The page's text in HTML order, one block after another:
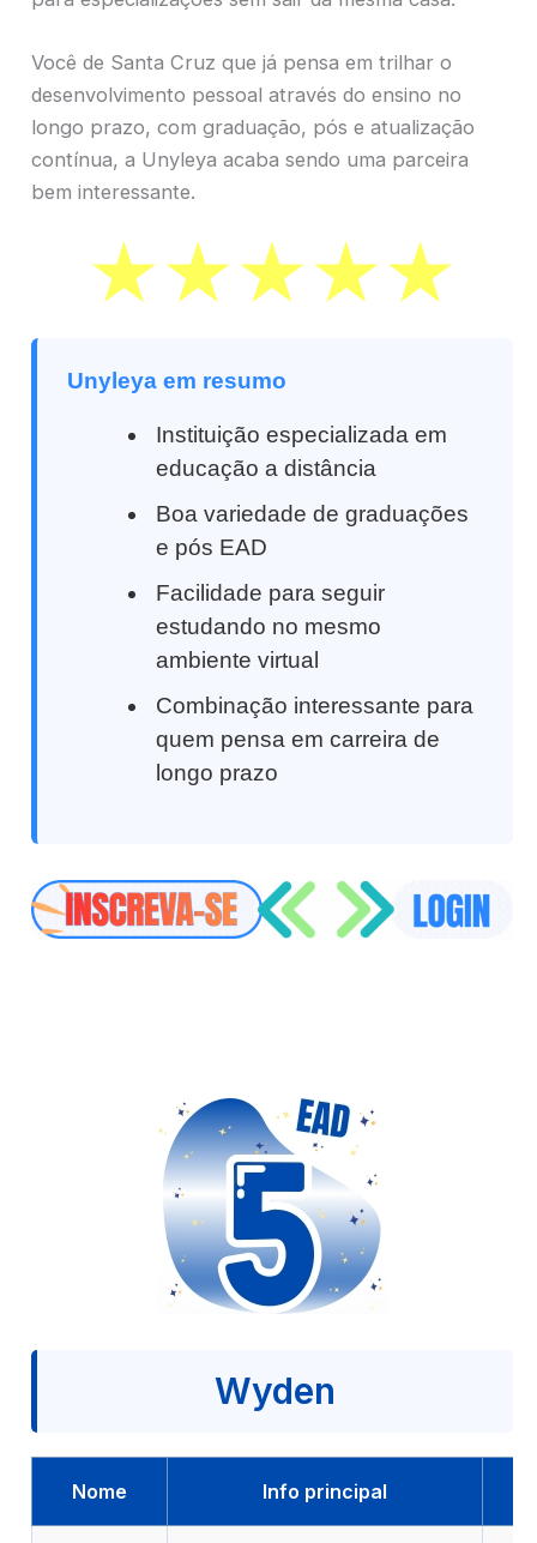
Você de Santa Cruz que já pensa em trilhar o
desenvolvimento pessoal através do ensino no
longo prazo, com graduação, pós e atualização
contínua, a Unyleya acaba sendo uma parceira
bem interessante.
Unyleya em resumo
Instituição especializada em
educação a distância
Boa variedade de graduações
e pós EAD
Facilidade para seguir
estudando no mesmo
ambiente virtual
Combinação interessante para
quem pensa em carreira de
longo prazo
Wyden
Nome Info principal